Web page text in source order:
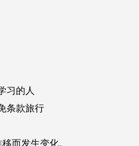
习的人
条款旅行
而发生变化。